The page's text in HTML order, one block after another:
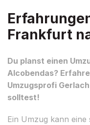
Frankfurt
Du planst einen
Alcobendas?
Umzugsprofi
solltest!
Ein Umzug kann eine